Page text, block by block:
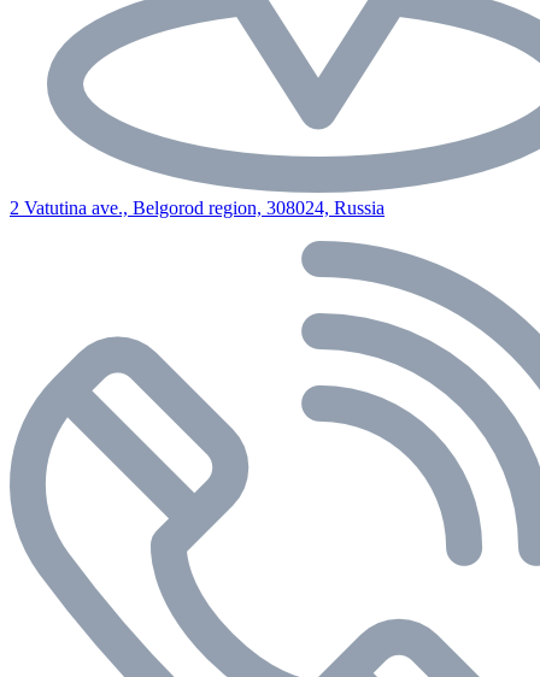
2 Vatutina ave., Belgorod region, 308024, Russia